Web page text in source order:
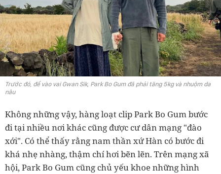
Trước đó, để vào vai Gwan Sik, Park Bo Gum đã phải tăng 5kg và nhuộm da
nâu
Không những vậy, hàng loạt clip Park Bo Gum bước
đi tại nhiều nơi khác cũng được cư dân mạng "đào
xới". Có thể thấy rằng nam thần xứ Hàn có bước đi
khá nhẹ nhàng, thậm chí hơi bẽn lẽn. Trên mạng xã
hội, Park Bo Gum cũng chủ yếu khoe những hình